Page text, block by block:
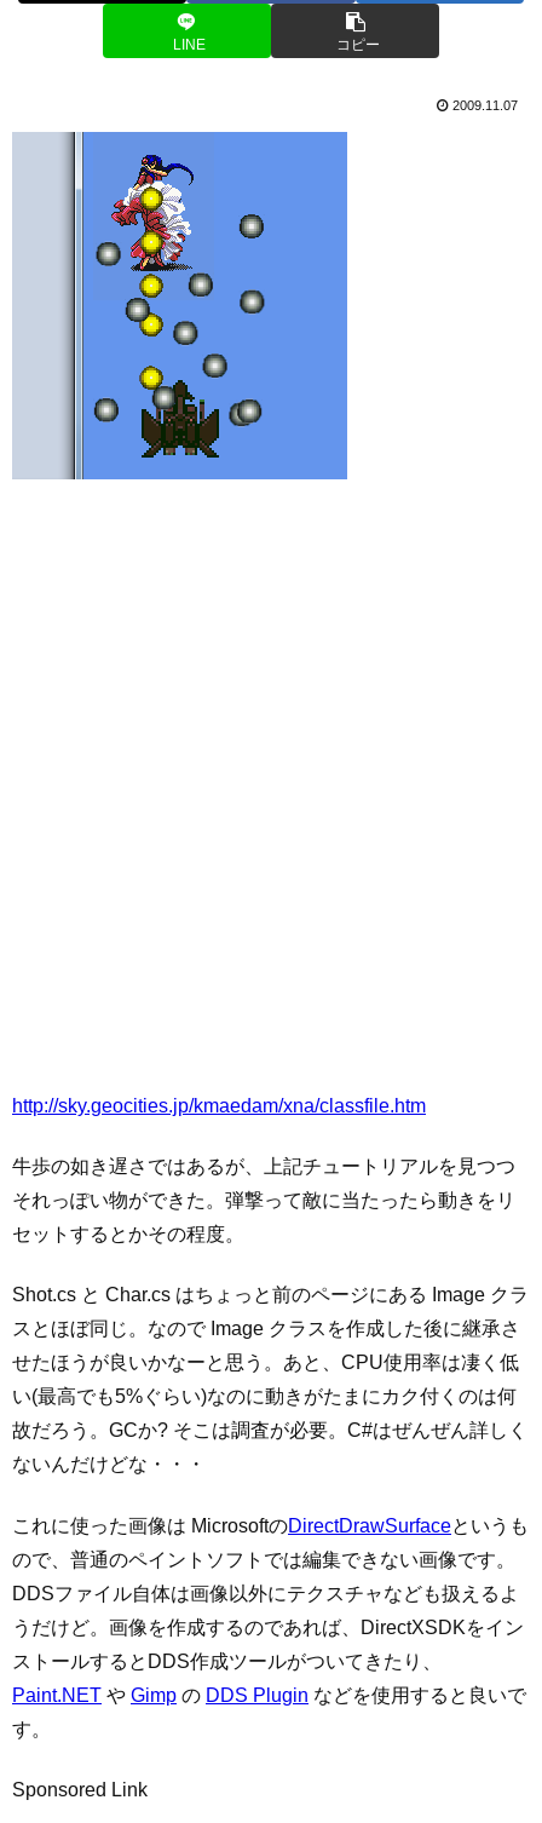
LINE コピー
2009.11.07
http://sky.geocities.jp/kmaedam/xna/classfile.htm
牛歩の如き遅さではあるが、上記チュートリアルを見つつ
それっぽい物ができた。弾撃って敵に当たったら動きをリ
セットするとかその程度。
Shot.cs と Char.cs はちょっと前のページにある Image クラ
スとほぼ同じ。なので Image クラスを作成した後に継承さ
せたほうが良いかなーと思う。あと、CPU使用率は凄く低
い(最高でも5%ぐらい)なのに動きがたまにカク付くのは何
故だろう。GCか? そこは調査が必要。C#はぜんぜん詳しく
ないんだけどな・・・
これに使った画像は MicrosoftのDirectDrawSurfaceというも
ので、普通のペイントソフトでは編集できない画像です。
DDSファイル自体は画像以外にテクスチャなども扱えるよ
うだけど。画像を作成するのであれば、DirectXSDKをイン
ストールするとDDS作成ツールがついてきたり、
Paint.NET や Gimp の DDS Plugin などを使用すると良いで
す。
Sponsored Link